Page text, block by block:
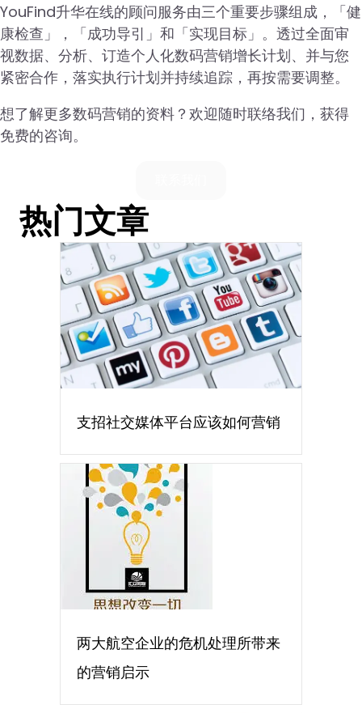
YouFind升华在线的顾问服务由三个重要步骤组成，「健
康检查」，「成功导引」和「实现目标」。透过全面审
视数据、分析、订造个人化数码营销增长计划、并与您
紧密合作，落实执行计划并持续追踪，再按需要调整。
想了解更多数码营销的资料？欢迎随时联络我们，获得
免费的咨询。
热门文章
支招社交媒体平台应该如何营销
两大航空企业的危机处理所带来
的营销启示